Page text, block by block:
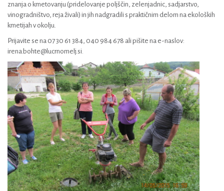
znanja o kmetovanju (pridelovanje poljščin, zelenjadnic, sadjarstvo,
vinogradništvo, reja živali) in jih nadgradili s praktičnim delom na ekoloških
kmetijah v okolju.
Prijavite se na 07 30 61 384, 040 984 678 ali pišite na e-naslov:
irena.bohte@lucrnomelj.si.